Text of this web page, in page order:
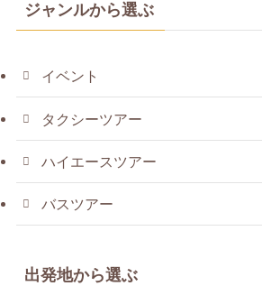
ジャンルから選ぶ
イベント
タクシーツアー
ハイエースツアー
バスツアー
出発地から選ぶ